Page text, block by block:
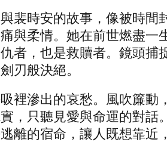
裴時安的故事，像被時間
與柔情。她在前世燃盡一
者，也是救贖者。鏡頭捕
刃般決絕。
裡滲出的哀愁。風吹簾動
，只聽見愛與命運的對話
離的宿命，讓人既想靠近